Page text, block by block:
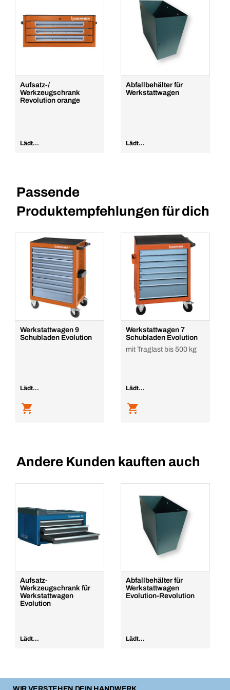
In den Warenkorb
Aufsatz-/
Werkzeugschrank
Revolution orange
Lädt...
Abfallbehälter für
Werkstattwagen
Lädt...
Passende
Produktempfehlungen für dich
Werkstattwagen 9
Schubladen Evolution
Lädt...
Werkstattwagen 7
Schubladen Evolution
mit Traglast bis 500 kg
Lädt...
Andere Kunden kauften auch
Aufsatz-
Werkzeugschrank für
Werkstattwagen
Evolution
Lädt...
Abfallbehälter für
Werkstattwagen
Evolution-Revolution
Lädt...